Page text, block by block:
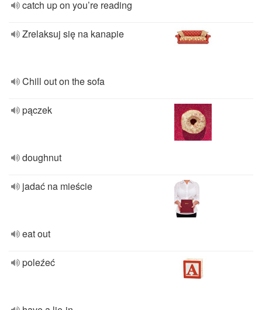
catch up on you’re reading
Zrelaksuj się na kanapie
Chill out on the sofa
pączek
doughnut
jadać na mieście
eat out
poleźeć